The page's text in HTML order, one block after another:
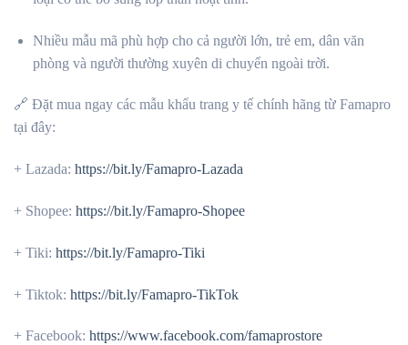
Nhiều mẫu mã phù hợp cho cả người lớn, trẻ em, dân văn
phòng và người thường xuyên di chuyển ngoài trời.
🔗 Đặt mua ngay các mẫu khẩu trang y tế chính hãng từ Famapro
tại đây:
+ Lazada: https://bit.ly/Famapro-Lazada
+ Shopee: https://bit.ly/Famapro-Shopee
+ Tiki: https://bit.ly/Famapro-Tiki
+ Tiktok: https://bit.ly/Famapro-TikTok
+ Facebook: https://www.facebook.com/famaprostore